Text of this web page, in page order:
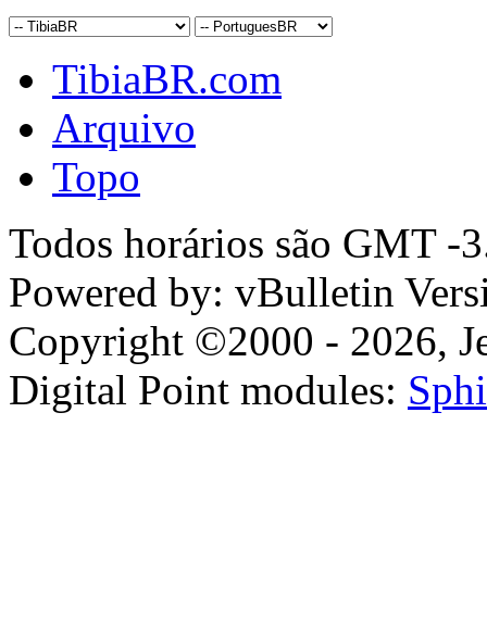
TibiaBR.com
Arquivo
Topo
Todos horários são GMT -
Powered by: vBulletin
Copyright ©2000 - 2026,
Digital Point modules: